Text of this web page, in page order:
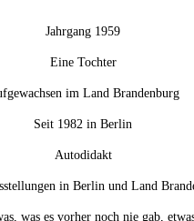
Jahrgang 1959
Eine Tochter
im Land Brandenburg
Seit 1982 in Berlin
Autodidakt
in Berlin und Land
was es vorher noch nie gab,